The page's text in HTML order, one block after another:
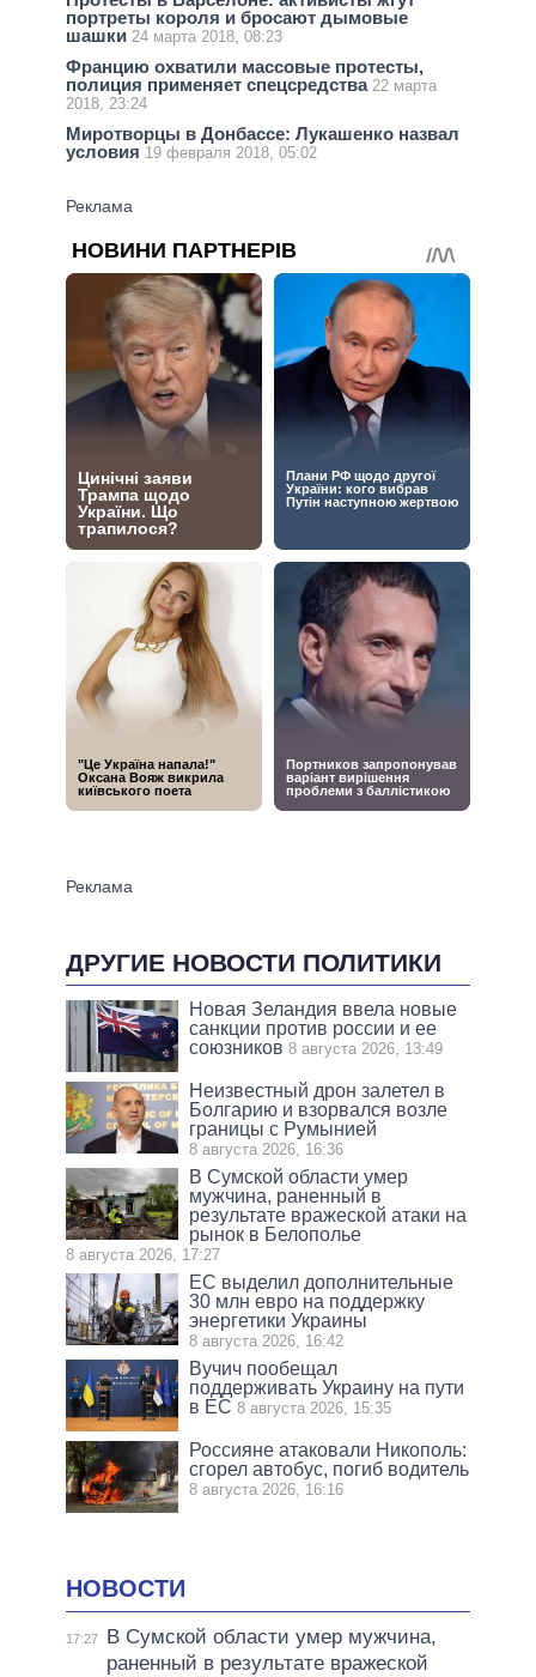
портреты короля и бросают дымовые
шашки 24 марта 2018, 08:23
Францию охватили массовые протесты,
полиция применяет спецсредства 22 марта
2018, 23:24
Миротворцы в Донбассе: Лукашенко назвал
условия 19 февраля 2018, 05:02
ДРУГИЕ НОВОСТИ ПОЛИТИКИ
Новая Зеландия ввела новые
санкции против россии и ее
союзников 8 августа 2026, 13:49
Неизвестный дрон залетел в
Болгарию и взорвался возле
границы с Румынией
8 августа 2026, 16:36
В Сумской области умер
мужчина, раненный в
результате вражеской атаки на
рынок в Белополье
8 августа 2026, 17:27
ЕС выделил дополнительные
30 млн евро на поддержку
энергетики Украины
8 августа 2026, 16:42
Вучич пообещал
поддерживать Украину на пути
в ЕС 8 августа 2026, 15:35
Россияне атаковали Никополь:
сгорел автобус, погиб водитель
8 августа 2026, 16:16
НОВОСТИ
17:27
В Сумской области умер мужчина,
раненный в результате вражеской